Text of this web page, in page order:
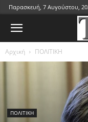
Παρασκευή, 7 Αυγούστου,
Αρχική ΠΟΛΙΤΙΚΗ
ΠΟΛΙΤΙΚΗ